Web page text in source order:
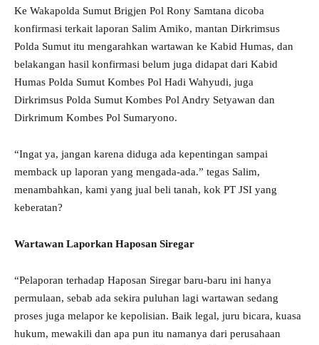
Ke Wakapolda Sumut Brigjen Pol Rony Samtana dicoba
konfirmasi terkait laporan Salim Amiko, mantan Dirkrimsus
Polda Sumut itu mengarahkan wartawan ke Kabid Humas, dan
belakangan hasil konfirmasi belum juga didapat dari Kabid
Humas Polda Sumut Kombes Pol Hadi Wahyudi, juga
Dirkrimsus Polda Sumut Kombes Pol Andry Setyawan dan
Dirkrimum Kombes Pol Sumaryono.
“Ingat ya, jangan karena diduga ada kepentingan sampai
memback up laporan yang mengada-ada.” tegas Salim,
menambahkan, kami yang jual beli tanah, kok PT JSI yang
keberatan?
Wartawan Laporkan Haposan Siregar
“Pelaporan terhadap Haposan Siregar baru-baru ini hanya
permulaan, sebab ada sekira puluhan lagi wartawan sedang
proses juga melapor ke kepolisian. Baik legal, juru bicara, kuasa
hukum, mewakili dan apa pun itu namanya dari perusahaan